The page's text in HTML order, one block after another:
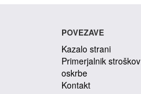
POVEZAVE
Kazalo strani
Primerjalnik stroškov
oskrbe
Kontakt